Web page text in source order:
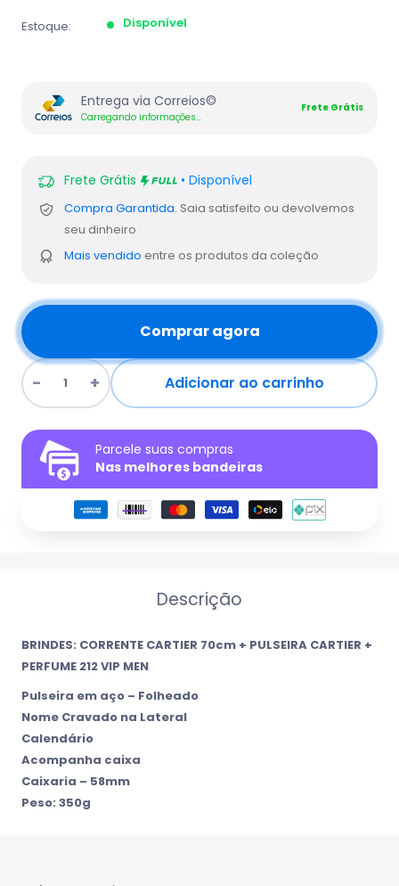
Estoque: Disponível
Entrega via Correios©
Carregando informações...
Frete Grátis
Frete Grátis • Disponível
Compra Garantida. Saia satisfeito ou devolvemos
seu dinheiro
Mais vendido entre os produtos da coleção
Comprar agora
Adicionar ao carrinho
Parcele suas compras
Nas melhores bandeiras
Descrição
BRINDES: CORRENTE CARTIER 70cm + PULSEIRA CARTIER +
PERFUME 212 VIP MEN
Pulseira em aço – Folheado
Nome Cravado na Lateral
Calendário
Acompanha caixa
Caixaria – 58mm
Peso: 350g